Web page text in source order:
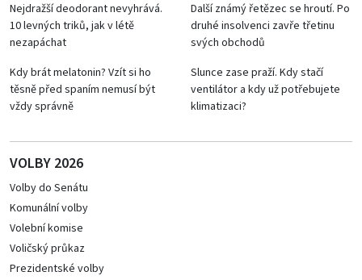
Nejdražší deodorant nevyhrává.
10 levných triků, jak v létě
nezapáchat
Další známý řetězec se hroutí. Po
druhé insolvenci zavře třetinu
svých obchodů
Kdy brát melatonin? Vzít si ho
těsně před spaním nemusí být
vždy správně
Slunce zase praží. Kdy stačí
ventilátor a kdy už potřebujete
klimatizaci?
VOLBY 2026
Volby do Senátu
Komunální volby
Volební komise
Voličský průkaz
Prezidentské volby